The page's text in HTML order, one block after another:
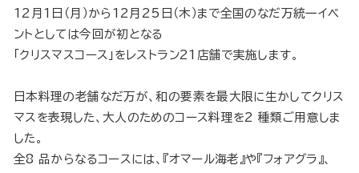
12月1日（月）から12月25日（木）まで全国のなだ万統一イベ
ントとしては今回が初となる
「クリスマスコース」をレストラン21店舗で実施します。
日本料理の老舗なだ万が、和の要素を最大限に生かしてクリス
マスを表現した、大人のためのコース料理を2 種類ご用意しま
した。
全8 品からなるコースには、『オマール海老』や『フォアグラ』、